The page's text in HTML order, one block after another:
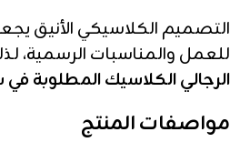
التصميم الكلاسيكي الأنيق
للعمل والمناسبات الرسمية،
الرجالي الكلاسيك المطلوبة
مواصفات المنتج